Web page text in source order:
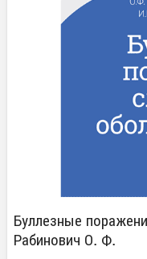
Буллезные
Рабинович О. Ф.